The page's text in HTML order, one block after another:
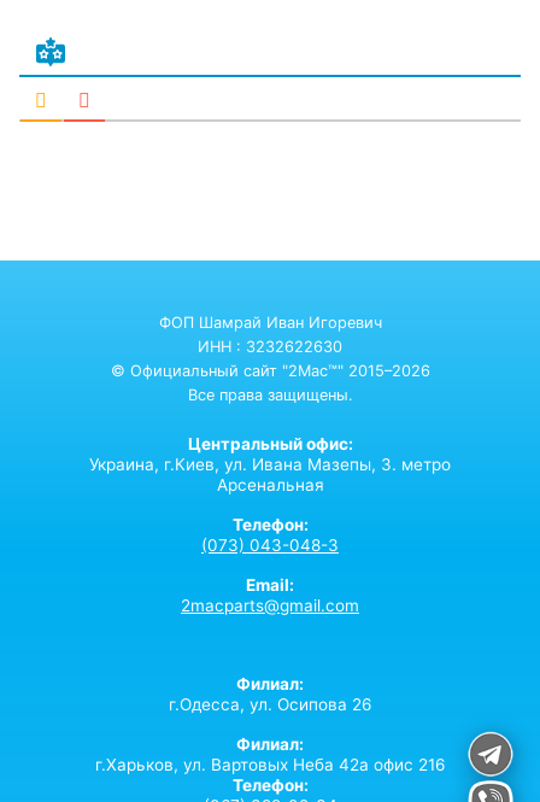
ФОП Шамрай Иван Игоревич
ИНН : 3232622630
© Официальный сайт "2Mac™" 2015–2026
Все права защищены.
Центральный офис:
Украина, г.Киев, ул. Ивана Мазепы, 3. метро
Арсенальная
Телефон:
(073) 043-048-3
Email:
2macparts@gmail.com
Филиал:
г.Одесса, ул. Осипова 26
Филиал:
г.Харьков, ул. Вартовых Неба 42а офис 216
Телефон: